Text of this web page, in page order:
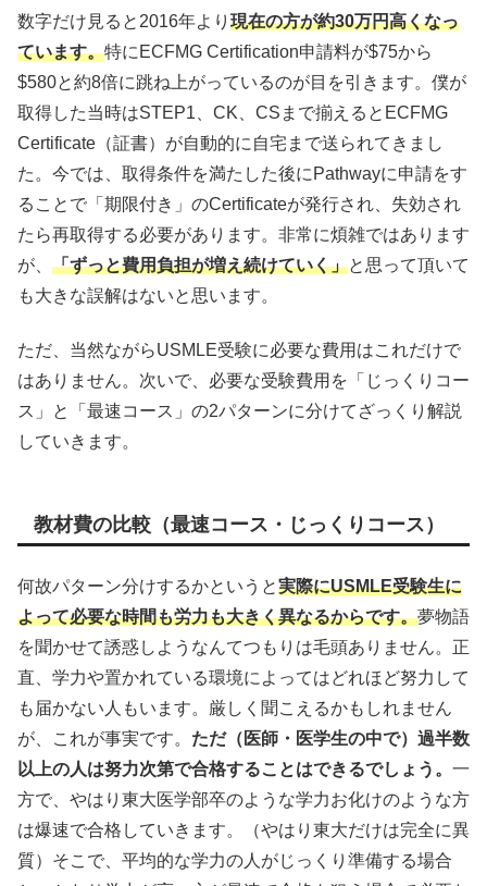
数字だけ見ると2016年より 現在の方が約30万円高くなっ
ています。特にECFMG Certification申請料が$75から
$580と約8倍に跳ね上がっているのが目を引きます。僕が
取得した当時はSTEP1、CK、CSまで揃えるとECFMG
Certificate（証書）が自動的に自宅まで送られてきまし
た。今では、取得条件を満たした後にPathwayに申請をす
ることで「期限付き」のCertificateが発行され、失効され
たら再取得する必要があります。非常に煩雑ではあります
が、 「ずっと費用負担が増え続けていく」と思って頂いて
も大きな誤解はないと思います。
ただ、当然ながらUSMLE受験に必要な費用はこれだけで
はありません。次いで、必要な受験費用を「じっくりコー
ス」と「最速コース」の2パターンに分けてざっくり解説
していきます。
教材費の比較（最速コース・じっくりコース）
何故パターン分けするかというと実際にUSMLE受験生に
よって必要な時間も労力も大きく異なるからです。夢物語
を聞かせて誘惑しようなんてつもりは毛頭ありません。正
直、学力や置かれている環境によってはどれほど努力して
も届かない人もいます。厳しく聞こえるかもしれません
が、これが事実です。 ただ（医師・医学生の中で）過半数
以上の人は努力次第で合格することはできるでしょう。 一
方で、やはり東大医学部卒のような学力お化けのような方
は爆速で合格していきます。（やはり東大だけは完全に異
質）そこで、平均的な学力の人がじっくり準備する場合